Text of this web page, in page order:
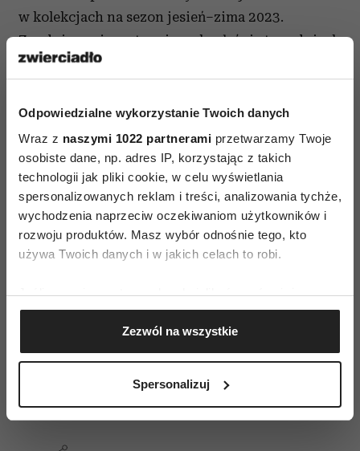
Odpowiedzialne wykorzystanie Twoich danych
Wraz z naszymi 1022 partnerami przetwarzamy Twoje
osobiste dane, np. adres IP, korzystając z takich
technologii jak pliki cookie, w celu wyświetlania
spersonalizowanych reklam i treści, analizowania tychże,
wychodzenia naprzeciw oczekiwaniom użytkowników i
rozwoju produktów. Masz wybór odnośnie tego, kto
używa Twoich danych i w jakich celach to robi.
Jeśli wyrazisz na to zgodę, chcielibyśmy również:
Gromadzić dane dotyczące Twojej lokalizacji
geograficznej z dokładnością nawet do kilku metrów
Identyfikować Twoje urządzenie, aktywnie
(fingerprinting, czyli wirtualny odcisk palca)
Zezwól na wszystkie
Spersonalizuj
w kolekcjach na sezon jesień–zima 2023.
Zgadujemy, że na trwających właśnie tygodniach
mody na sezon wiosna–lato 2024 biżuteryjnych
Pokazy na sezon jesień–zima 2023, od lewej: Bottega Veneta,